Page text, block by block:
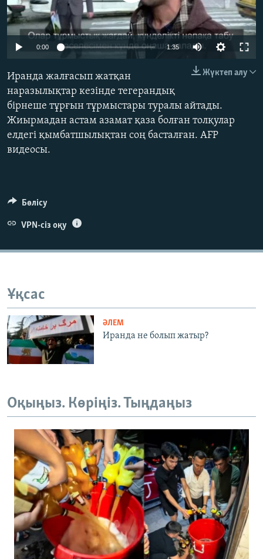
ЖАЗЫЛЫҢЫЗ
0:00 1:35
Жүктеп алу
Иранда жалғасып жатқан
наразылықтар кезінде тегерандық
бірнеше тұрғын тұрмыстары туралы айтады.
Жиырмадан астам азамат қаза болған толқулар
елдегі қымбатшылықтан соң басталған. AFP
видеосы.
Бөлісу
VPN-сіз оқу
Ұқсас
ӘЛЕМ
Иранда не болып жатыр?
Оқыңыз. Көріңіз. Тыңдаңыз